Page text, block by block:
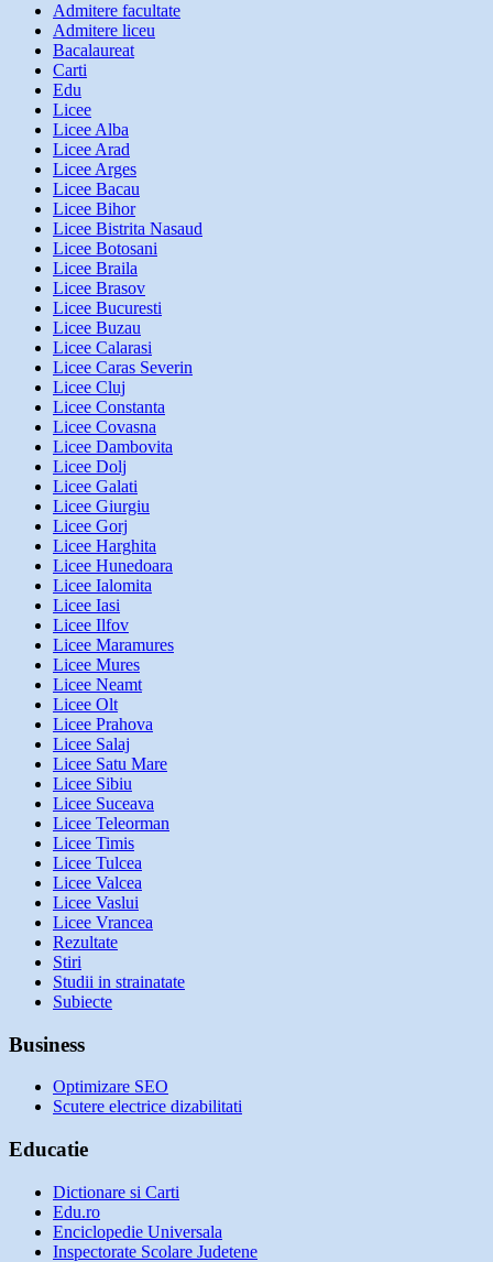
Admitere facultate
Admitere liceu
Bacalaureat
Carti
Edu
Licee
Licee Alba
Licee Arad
Licee Arges
Licee Bacau
Licee Bihor
Licee Bistrita Nasaud
Licee Botosani
Licee Braila
Licee Brasov
Licee Bucuresti
Licee Buzau
Licee Calarasi
Licee Caras Severin
Licee Cluj
Licee Constanta
Licee Covasna
Licee Dambovita
Licee Dolj
Licee Galati
Licee Giurgiu
Licee Gorj
Licee Harghita
Licee Hunedoara
Licee Ialomita
Licee Iasi
Licee Ilfov
Licee Maramures
Licee Mures
Licee Neamt
Licee Olt
Licee Prahova
Licee Salaj
Licee Satu Mare
Licee Sibiu
Licee Suceava
Licee Teleorman
Licee Timis
Licee Tulcea
Licee Valcea
Licee Vaslui
Licee Vrancea
Rezultate
Stiri
Studii in strainatate
Subiecte
Business
Optimizare SEO
Scutere electrice dizabilitati
Educatie
Dictionare si Carti
Edu.ro
Enciclopedie Universala
Inspectorate Scolare Judetene